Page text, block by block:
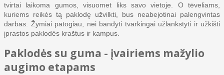
tvirtai laikoma gumos, visuomet liks savo vietoje. O tėveliams,
kuriems reikės tą paklodę užvilkti, bus neabejotinai palengvintas
darbas. Žymiai patogiau, nei bandyti tvarkingai užlankstyti ir užkišti
įprastos paklodės kraštus ir kampus.
Paklodės su guma - įvairiems mažylio
augimo etapams